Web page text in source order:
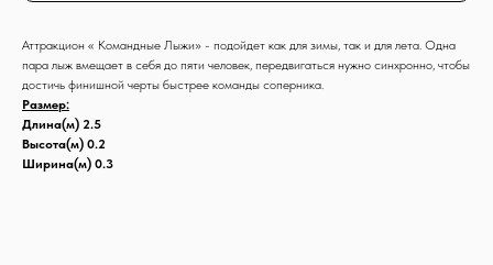
Аттракцион « Командные Лыжи» - подойдет как для зимы, так и для лета. Одна
пара лыж вмещает в себя до пяти человек, передвигаться нужно синхронно, чтобы
достичь финишной черты быстрее команды соперника.
Размер:
Длина(м) 2.5
Высота(м) 0.2
Ширина(м) 0.3